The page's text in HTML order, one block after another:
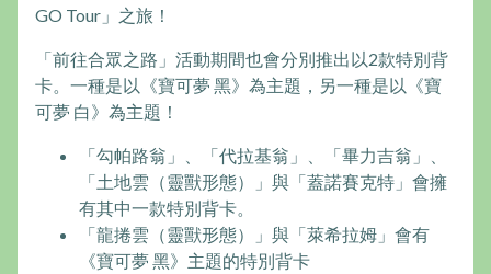
GO Tour」之旅！
「前往合眾之路」活動期間也會分別推出以2款特別背
卡。一種是以《寶可夢 黑》為主題，另一種是以《寶
可夢 白》為主題！
「勾帕路翁」、「代拉基翁」、「畢力吉翁」、
「土地雲（靈獸形態）」與「蓋諾賽克特」會擁
有其中一款特別背卡。
「龍捲雲（靈獸形態）」與「萊希拉姆」會有
《寶可夢 黑》主題的特別背卡